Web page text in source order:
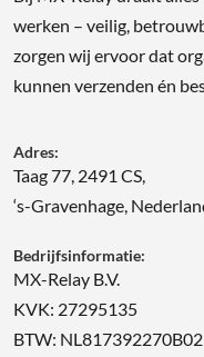
werken – veilig,
zorgen wij ervoor dat
kunnen verzenden én
Adres:
Taag 77, 2491 CS,
‘s-Gravenhage,
Bedrijfsinformatie:
MX-Relay B.V.
KVK: 27295135
BTW: NL817392270B02